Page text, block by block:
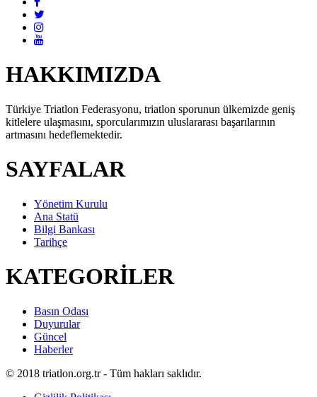
HAKKIMIZDA
Türkiye Triatlon Federasyonu, triatlon sporunun ülkemizde geniş
kitlelere ulaşmasını, sporcularımızın uluslararası başarılarının
artmasını hedeflemektedir.
SAYFALAR
Yönetim Kurulu
Ana Statü
Bilgi Bankası
Tarihçe
KATEGORİLER
Basın Odası
Duyurular
Güncel
Haberler
© 2018 triatlon.org.tr - Tüm hakları saklıdır.